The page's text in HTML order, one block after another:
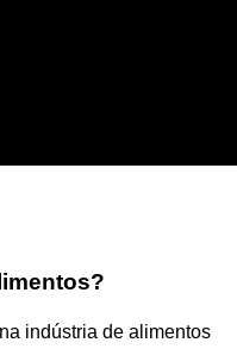
indústria de alimentos